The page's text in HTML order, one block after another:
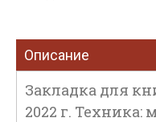
Описание
Закладка для
2022 г. Техника: